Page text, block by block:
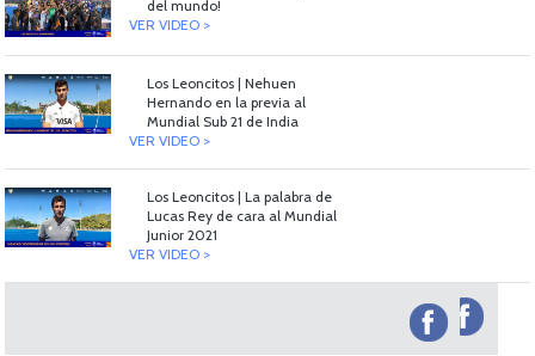
del mundo!
VER VIDEO >
Los Leoncitos | Nehuen
Hernando en la previa al
Mundial Sub 21 de India
VER VIDEO >
Los Leoncitos | La palabra de
Lucas Rey de cara al Mundial
Junior 2021
VER VIDEO >